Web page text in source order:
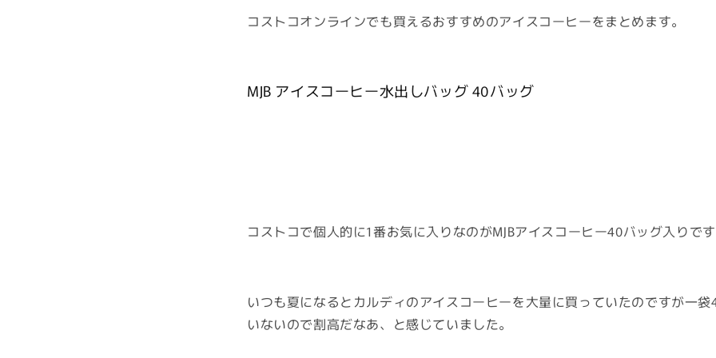
コストコオンラインでも買えるおすすめのアイスコーヒーをまとめます。
MJB アイスコーヒー水出しバッグ 40バッグ
コストコで個人的に1番お気に入りなのがMJBアイスコーヒー40バッグ入りです
いつも夏になるとカルディのアイスコーヒーを大量に買っていたのですが一
いないので割高だなあ、と感じていました。